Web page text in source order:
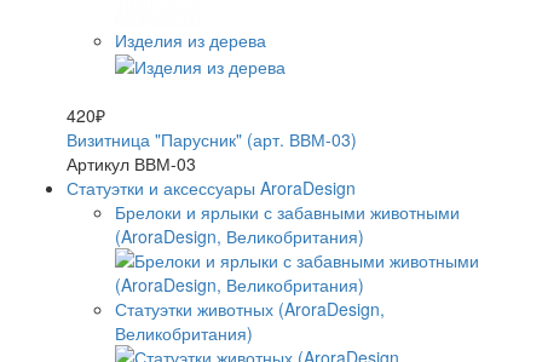
Изделия из дерева
420₽
Визитница "Парусник" (арт. ВВМ-03)
Артикул ВВМ-03
Статуэтки и аксессуары AroraDesign
Брелоки и ярлыки с забавными животными
(AroraDesign, Великобритания)
Статуэтки животных (AroraDesign,
Великобритания)